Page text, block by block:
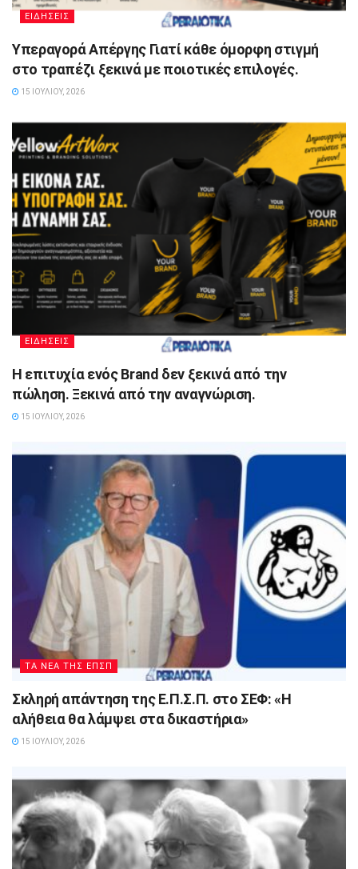
ΕΙΔΗΣΕΙΣ
Υπεραγορά Απέργης Γιατί κάθε όμορφη στιγμή
στο τραπέζι ξεκινά με ποιοτικές επιλογές.
15 ΙΟΥΛΊΟΥ, 2026
ΕΙΔΗΣΕΙΣ
Η επιτυχία ενός Brand δεν ξεκινά από την
πώληση. Ξεκινά από την αναγνώριση.
15 ΙΟΥΛΊΟΥ, 2026
ΤΑ ΝΕΑ ΤΗΣ ΕΠΣΠ
Σκληρή απάντηση της Ε.Π.Σ.Π. στο ΣΕΦ: «Η
αλήθεια θα λάμψει στα δικαστήρια»
15 ΙΟΥΛΊΟΥ, 2026